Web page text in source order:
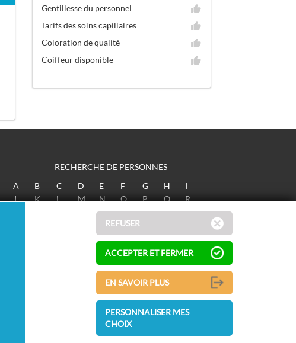
Gentillesse du personnel
Tarifs des soins capillaires
Coloration de qualité
Coiffeur disponible
RECHERCHE DE PERSONNES
A
B C D E F G H
I
J
K L M N O P Q
R
W X Y Z
REFUSER
ACCEPTER ET FERMER
EN SAVOIR PLUS
PERSONNALISER MES
CHOIX